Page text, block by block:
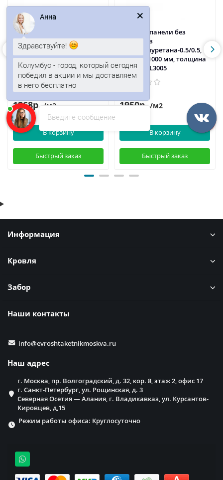
Сэндвич-панели без
замков из
пенополиуретана-0.5/0.5,
ширина 1000 мм, толщина
40 мм, RAL2004
1968р. /м2
В корзину
Быстрый заказ
Сэндвич-панели без
замков из
пенополиуретана-0.5/0.5,
ширина 1000 мм, толщина
40 мм, RAL3005
1950р. /м2
В корзину
Быстрый заказ
Информация
Кровля
Забор
Наши контакты
info@evroshtaketnikmoskva.ru
Наш адрес
г. Москва, пр. Волгоградский, д. 32, кор. 8, этаж 2, офис 17
г. Санкт-Петербург, ул. Рощинская, д. 3
Северная Осетия — Алания, г. Владикавказ, ул. Курсантов-
Кировцев, д,15
Режим работы офиса: Круглосуточно
Введите сообщение
Анна
Здравствуйте!
Колумбус - город, который сегодня
победил в акции и мы доставляем
в него бесплатно